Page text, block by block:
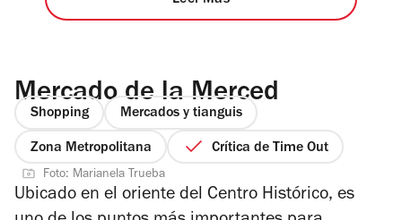
Mercado de la Merced
Shopping Mercados y tianguis
Zona Metropolitana Crítica de Time Out
Foto: Marianela Trueba
Ubicado en el oriente del Centro Histórico, es